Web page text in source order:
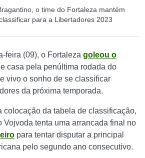
o time do Fortaleza mantém
para a Libertadores 2023
feira (09), o Fortaleza goleou o
casa pela penúltima rodada do
vivo o sonho de se classificar
da próxima temporada.
colocação da tabela de classificação,
Vojvoda tenta uma arrancada final no
para tentar disputar a principal
pelo segundo ano consecutivo.